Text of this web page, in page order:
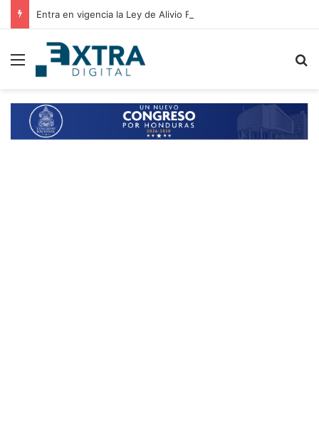
Menu